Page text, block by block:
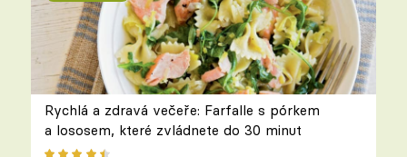
Rychlá a zdravá večeře: Farfalle s pórkem
a lososem, které zvládnete do 30 minut